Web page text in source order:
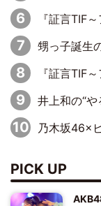
『証言TIF～アイドル戦国時代とはなんだった
甥っ子誕生の松田好花、
『証言TIF～アイドル戦国時代とはなんだ
井上和の“やる気フ
乃木坂46×ビルディ
PICK UP